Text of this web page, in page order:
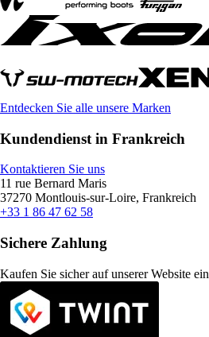
Entdecken Sie alle unsere Marken
Kundendienst in Frankreich
Kontaktieren Sie uns
11 rue Bernard Maris
37270 Montlouis-sur-Loire, Frankreich
+33 1 86 47 62 58
Sichere Zahlung
Kaufen Sie sicher auf unserer Website ein